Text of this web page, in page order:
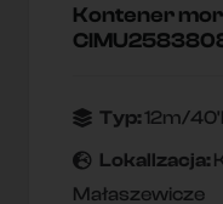
Kontener
Typ:12m/
Lokallzacja:
Małaszewicze